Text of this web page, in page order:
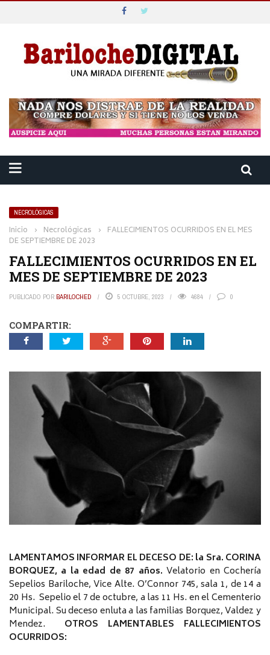
NECROLÓGICAS
Inicio › Necrológicas › FALLECIMIENTOS OCURRIDOS EN EL MES
DE SEPTIEMBRE DE 2023
FALLECIMIENTOS OCURRIDOS EN EL
MES DE SEPTIEMBRE DE 2023
PUBLICADO POR BARILOCHED 5 OCTUBRE, 2023 4684 0
COMPARTIR:
LAMENTAMOS INFORMAR EL DECESO DE: la Sra. CORINA
BORQUEZ, a la edad de 87 años. Velatorio en Cochería
Sepelios Bariloche, Vice Alte. O’Connor 745, sala 1, de 14 a
20 Hs. Sepelio el 7 de octubre, a las 11 Hs. en el Cementerio
Municipal. Su deceso enluta a las familias Borquez, Valdez y
Mendez.
OTROS LAMENTABLES FALLECIMIENTOS
OCURRIDOS: